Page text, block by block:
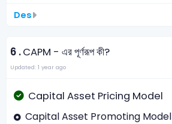
Des
6 .CAPM - এর পূর্ণরূপ কী?
Updated: 1 year ago
Capital Asset Pricing Model
Capital Asset Promoting Model